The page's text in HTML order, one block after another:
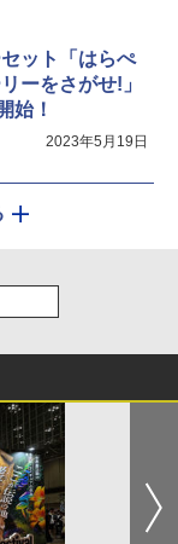
ット「はらぺ
ーをさがせ!」
始！
2023年5月19日